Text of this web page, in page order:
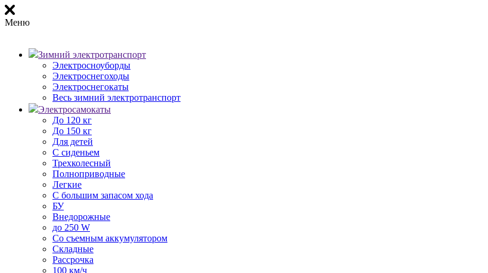
Меню
Зимний электротранспорт
Электросноуборды
Электроснегоходы
Электроснегокаты
Весь зимний электротранспорт
Электросамокаты
До 120 кг
До 150 кг
Для детей
С сиденьем
Трехколесный
Полноприводные
Легкие
С большим запасом хода
БУ
Внедорожные
до 250 W
Со съемным аккумулятором
Складные
Рассрочка
100 км/ч